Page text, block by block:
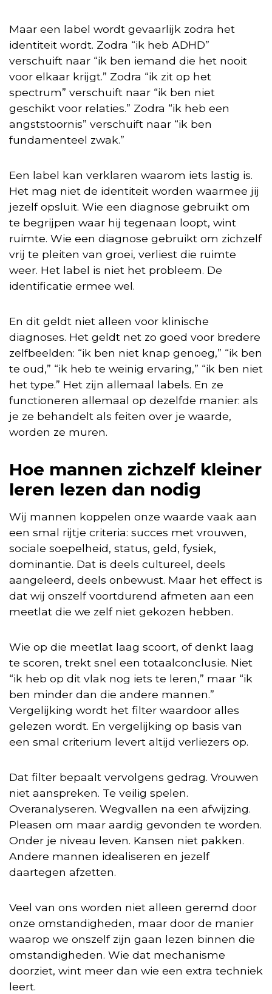
Maar een label wordt gevaarlijk zodra het
identiteit wordt. Zodra “ik heb ADHD”
verschuift naar “ik ben iemand die het nooit
voor elkaar krijgt.” Zodra “ik zit op het
spectrum” verschuift naar “ik ben niet
geschikt voor relaties.” Zodra “ik heb een
angststoornis” verschuift naar “ik ben
fundamenteel zwak.”
Een label kan verklaren waarom iets lastig is.
Het mag niet de identiteit worden waarmee jij
jezelf opsluit. Wie een diagnose gebruikt om
te begrijpen waar hij tegenaan loopt, wint
ruimte. Wie een diagnose gebruikt om zichzelf
vrij te pleiten van groei, verliest die ruimte
weer. Het label is niet het probleem. De
identificatie ermee wel.
En dit geldt niet alleen voor klinische
diagnoses. Het geldt net zo goed voor bredere
zelfbeelden: “ik ben niet knap genoeg,” “ik ben
te oud,” “ik heb te weinig ervaring,” “ik ben niet
het type.” Het zijn allemaal labels. En ze
functioneren allemaal op dezelfde manier: als
je ze behandelt als feiten over je waarde,
worden ze muren.
Hoe mannen zichzelf kleiner
leren lezen dan nodig
Wij mannen koppelen onze waarde vaak aan
een smal rijtje criteria: succes met vrouwen,
sociale soepelheid, status, geld, fysiek,
dominantie. Dat is deels cultureel, deels
aangeleerd, deels onbewust. Maar het effect is
dat wij onszelf voortdurend afmeten aan een
meetlat die we zelf niet gekozen hebben.
Wie op die meetlat laag scoort, of denkt laag
te scoren, trekt snel een totaalconclusie. Niet
“ik heb op dit vlak nog iets te leren,” maar “ik
ben minder dan die andere mannen.”
Vergelijking wordt het filter waardoor alles
gelezen wordt. En vergelijking op basis van
een smal criterium levert altijd verliezers op.
Dat filter bepaalt vervolgens gedrag. Vrouwen
niet aanspreken. Te veilig spelen.
Overanalyseren. Wegvallen na een afwijzing.
Pleasen om maar aardig gevonden te worden.
Onder je niveau leven. Kansen niet pakken.
Andere mannen idealiseren en jezelf
daartegen afzetten.
Veel van ons worden niet alleen geremd door
onze omstandigheden, maar door de manier
waarop we onszelf zijn gaan lezen binnen die
omstandigheden. Wie dat mechanisme
doorziet, wint meer dan wie een extra techniek
leert.